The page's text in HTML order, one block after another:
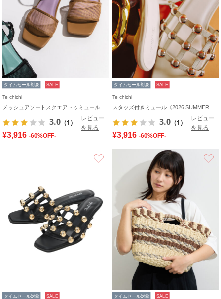
タイムセール対象 SALE
Te chichi
メッシュアソートスクエアトゥミュール
3.0 （1）
レビュー
を見る
¥3,916 -60%OFF-
タイムセール対象 SALE
Te chichi
3.0 （1）
レビュー
を見る
¥3,916 -60%OFF-
タイムセール対象 SALE タイムセール対象 SALE